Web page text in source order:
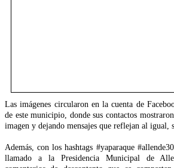
Las imágenes circularon en la cuenta de
de este municipio, donde sus contactos
imagen y dejando mensajes que reflejan al igual,
Además, con los hashtags #yaparaque
llamado a la Presidencia Municipal de